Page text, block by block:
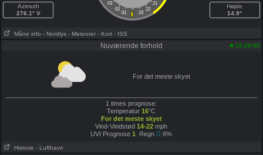
Azimuth
276.1° V
03
21
02
22
01 23
Højde
14.9°
Måne info - Nordlys - Meteorer - Kort - ISS
Nuværende forhold 19:20:00
For det meste skyet
1 times prognose:
Temperatur16°C
For det meste skyet
Vind-Vindstød 14-22 mph
UVI Prognose1 Regn 6%
Historie - Lufthavn